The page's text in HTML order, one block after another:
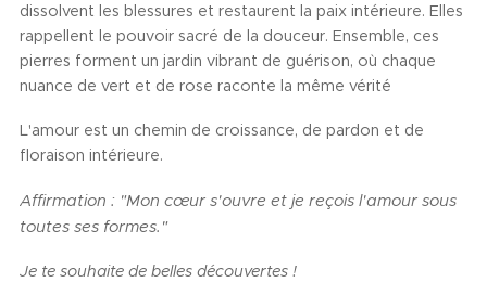
dissolvent les blessures et restaurent la paix intérieure. Elles
rappellent le pouvoir sacré de la douceur. Ensemble, ces
pierres forment un jardin vibrant de guérison, où chaque
nuance de vert et de rose raconte la même vérité
L'amour est un chemin de croissance, de pardon et de
floraison intérieure.
Affirmation : "Mon cœur s'ouvre et je reçois l'amour sous
toutes ses formes."
Je te souhaite de belles découvertes !